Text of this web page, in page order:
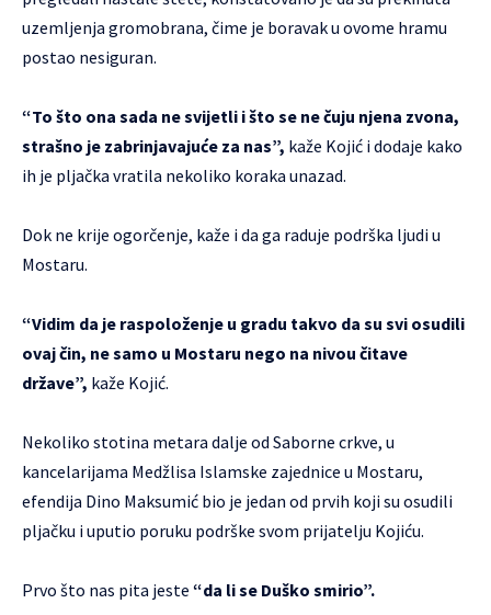
uzemljenja gromobrana, čime je boravak u ovome hramu
postao nesiguran.
“To što ona sada ne svijetli i što se ne čuju njena zvona,
strašno je zabrinjavajuće za nas”, kaže Kojić i dodaje kako
ih je pljačka vratila nekoliko koraka unazad.
Dok ne krije ogorčenje, kaže i da ga raduje podrška ljudi u
Mostaru.
“Vidim da je raspoloženje u gradu takvo da su svi osudili
ovaj čin, ne samo u Mostaru nego na nivou čitave
države”, kaže Kojić.
Nekoliko stotina metara dalje od Saborne crkve, u
kancelarijama Medžlisa Islamske zajednice u Mostaru,
efendija Dino Maksumić bio je jedan od prvih koji su osudili
pljačku i uputio poruku podrške svom prijatelju Kojiću.
Prvo što nas pita jeste “da li se Duško smirio”.